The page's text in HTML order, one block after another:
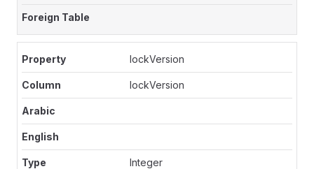
lockVersion
lockVersion
Integer